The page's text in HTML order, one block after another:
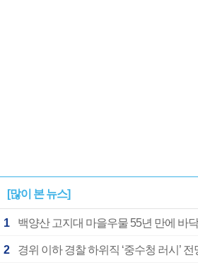
[많이 본 뉴스]
1 백양산 고지대 마을우물 55년 만에 바닥
2 경위 이하 경찰 하위직 ‘중수청 러시’